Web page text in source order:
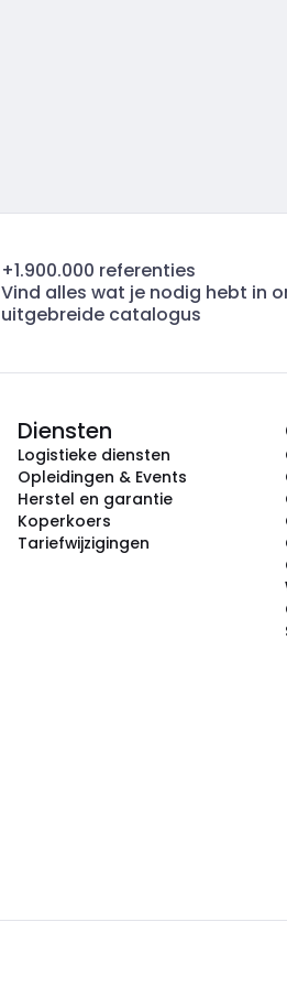
+1.900.000 referenties
Vind alles wat je nodig hebt in
uitgebreide catalogus
Diensten
Logistieke diensten
Opleidingen & Events
Herstel en garantie
Koperkoers
Tariefwijzigingen